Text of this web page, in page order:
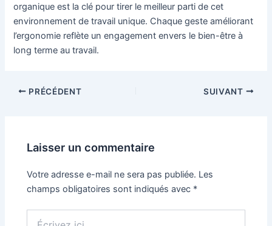
organique est la clé pour tirer le meilleur parti de cet
environnement de travail unique. Chaque geste améliorant
l’ergonomie reflète un engagement envers le bien-être à
long terme au travail.
PRÉCÉDENT SUIVANT
Laisser un commentaire
Votre adresse e-mail ne sera pas publiée. Les
champs obligatoires sont indiqués avec *